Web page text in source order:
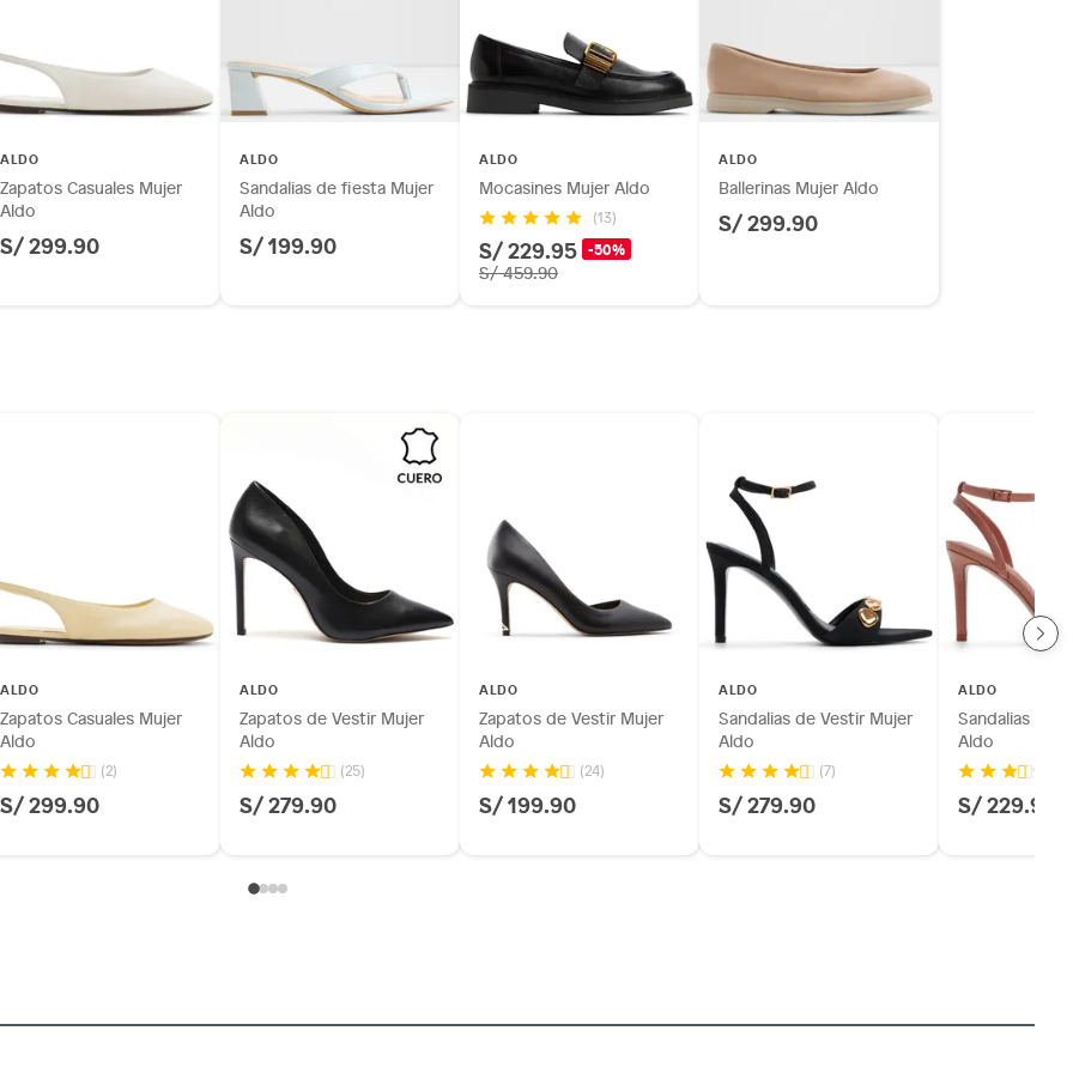
ALDO
Zapatos Casuales Mujer
Aldo
S/ 299.90
ALDO
Sandalias de fiesta Mujer
Aldo
S/ 199.90
ALDO
Mocasines Mujer Aldo
(13)
S/ 229.95 -50%
S/ 459.90
ALDO
Ballerinas Mujer Aldo
S/ 299.90
ALDO
Zapatos Casuales Mujer
Aldo
(2)
S/ 299.90
ALDO
Zapatos de Vestir Mujer
Aldo
(25)
S/ 279.90
ALDO
Zapatos de Vestir Mujer
Aldo
(24)
S/ 199.90
ALDO
Sandalias de Vestir Mujer
Aldo
(7)
S/ 279.90
ALDO
Sandalias de
Aldo
S/ 229.90